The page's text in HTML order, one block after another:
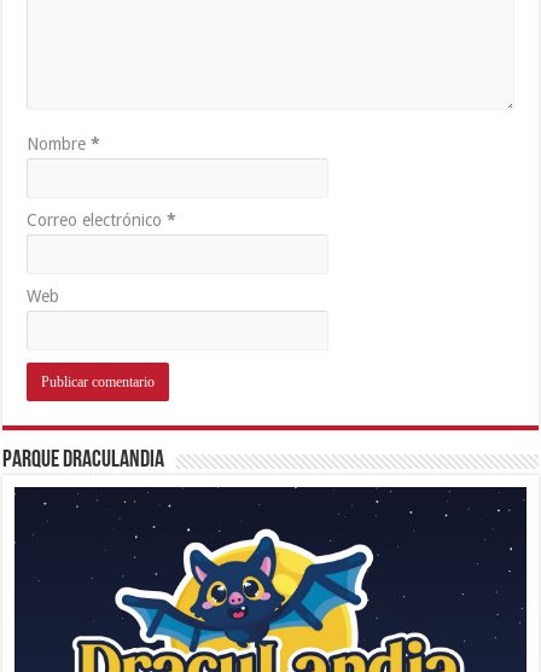
Nombre*
Correo electrónico*
Web
Parque Draculandia